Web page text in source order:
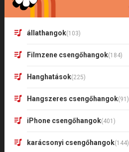
állathangok(103)
Filmzene csengőhangok(184)
Hanghatások(225)
Hangszeres csengőhangok(91)
iPhone csengőhangok(401)
karácsonyi csengőhangok(144)